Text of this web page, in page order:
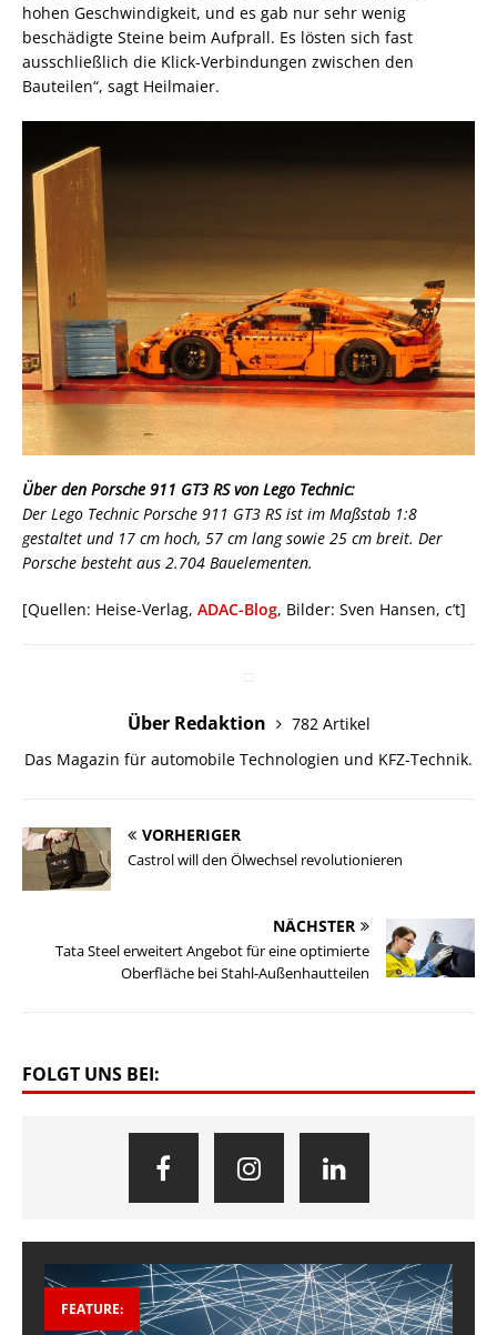
hohen Geschwindigkeit, und es gab nur sehr wenig
beschädigte Steine beim Aufprall. Es lösten sich fast
ausschließlich die Klick-Verbindungen zwischen den
Bauteilen“, sagt Heilmaier.
Über den Porsche 911 GT3 RS von Lego Technic:
Der Lego Technic Porsche 911 GT3 RS ist im Maßstab 1:8
gestaltet und 17 cm hoch, 57 cm lang sowie 25 cm breit. Der
Porsche besteht aus 2.704 Bauelementen.
[Quellen: Heise-Verlag, ADAC-Blog, Bilder: Sven Hansen, c’t]
Über Redaktion
782 Artikel
Das Magazin für automobile Technologien und KFZ-Technik.
VORHERIGER
Castrol will den Ölwechsel revolutionieren
NÄCHSTER
Tata Steel erweitert Angebot für eine optimierte
Oberfläche bei Stahl-Außenhautteilen
FOLGT UNS BEI:
FEATURE: